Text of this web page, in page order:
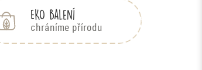
EKO balení
chráníme přírodu